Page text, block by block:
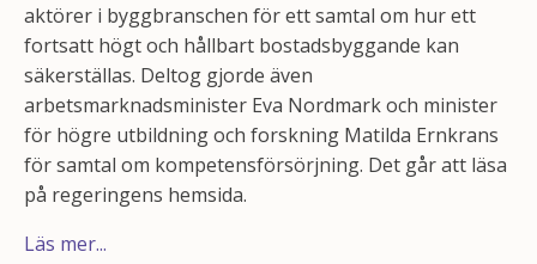
aktörer i byggbranschen för ett samtal om hur ett
fortsatt högt och hållbart bostadsbyggande kan
säkerställas. Deltog gjorde även
arbetsmarknadsminister Eva Nordmark och minister
för högre utbildning och forskning Matilda Ernkrans
för samtal om kompetensförsörjning. Det går att läsa
på regeringens hemsida.
Läs mer...